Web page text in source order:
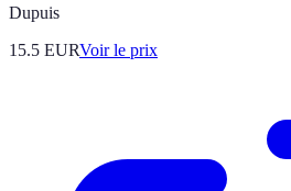
Dupuis
15.5 EURVoir le prix